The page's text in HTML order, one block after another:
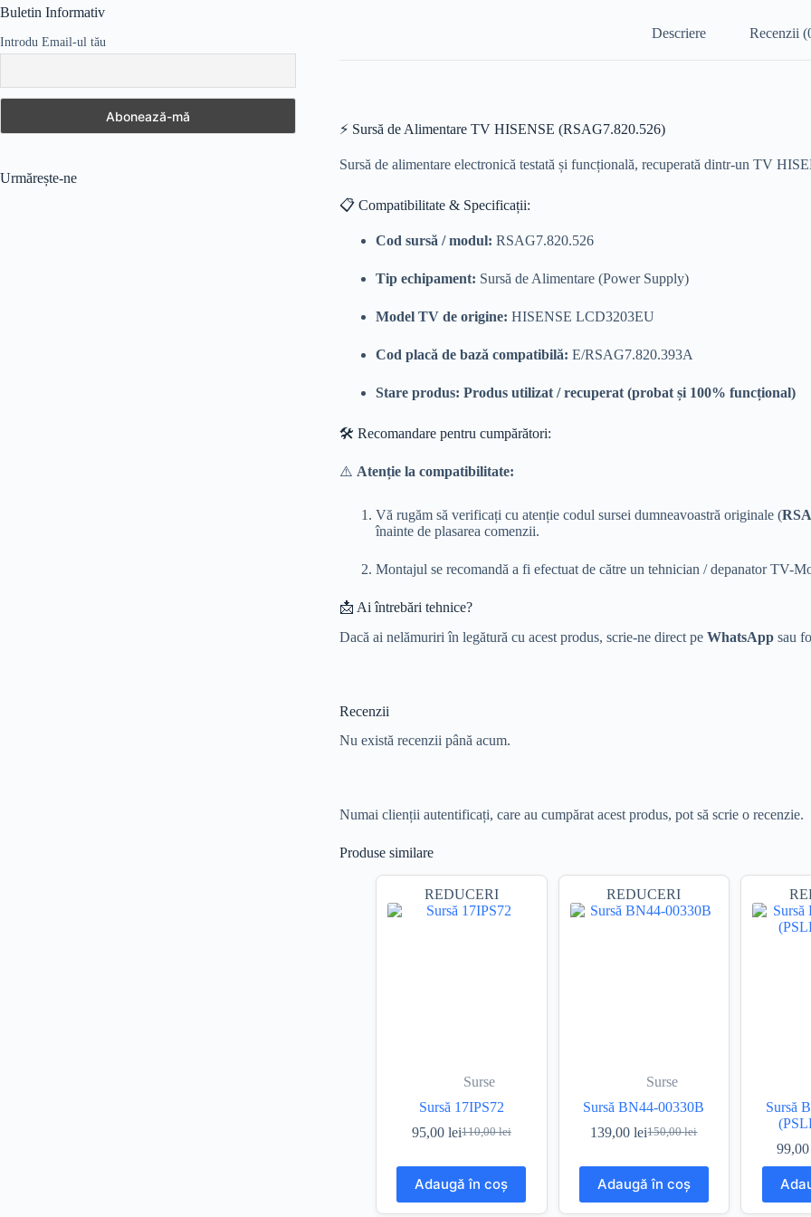
Descriere Recenzii
⚡ Sursă de Alimentare TV HISENSE (RSAG7.820.526)
Sursă de alimentare electronică testată și funcțională, recuperată dintr-un TV
📋 Compatibilitate & Specificații:
Cod sursă / modul: RSAG7.820.526
Tip echipament: Sursă de Alimentare (Power Supply)
Model TV de origine: HISENSE LCD3203EU
Cod placă de bază compatibilă: E/RSAG7.820.393A
Stare produs: Produs utilizat / recuperat (probat și 100% funcțional)
🛠️ Recomandare pentru cumpărători:
⚠️ Atenție la compatibilitate:
Vă rugăm să verificați cu atenție codul sursei dumneavoastră originale (
înainte de plasarea comenzii.
Montajul se recomandă a fi efectuat de către un tehnician / depanator TV-
📩 Ai întrebări tehnice?
Dacă ai nelămuriri în legătură cu acest produs, scrie-ne direct pe WhatsAppsau
Recenzii
Nu există recenzii până acum.
Numai clienții autentificați, care au cumpărat acest produs, pot să scrie o recenzie.
Produse similare
REDUCERI
Surse
Sursă 17IPS72
110,00lei
Prețul
a
fost:
110,00 lei.
95,00 leiPrețul
este:
95,00 lei.
Adaugă în coș
REDUCERI
Surse
Sursă BN44-00330B
150,00lei
Prețul
a
fost:
150,00 lei.
139,00leiPrețul
este:
139,00 lei.
Adaugă în coș
Sursă
Buletin Informativ
Introdu Email-ul tău
Urmărește-ne